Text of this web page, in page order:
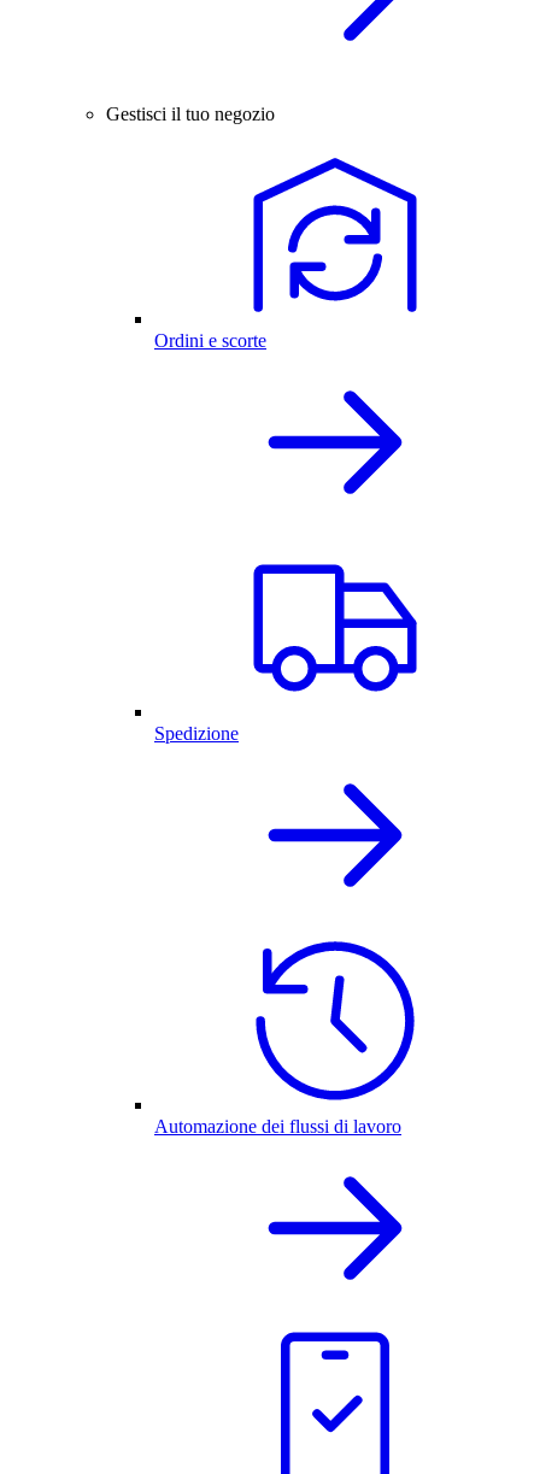
Gestisci il tuo negozio
Ordini e scorte
Spedizione
Automazione dei flussi di lavoro